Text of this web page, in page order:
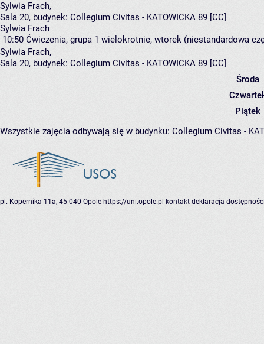
Sylwia Frach,
Sala 20, budynek: Collegium Civitas - KATOWICKA 89 [CC]
Sylwia Frach
10:50 Ćwiczenia, grupa 1 wielokrotnie, wtorek (niestandardowa
Sylwia Frach,
Sala 20, budynek: Collegium Civitas - KATOWICKA 89 [CC]
Środa
Piątek
Wszystkie zajęcia odbywają się w budynku: Collegium Civitas -
pl. Kopernika 11a, 45-040 Opole https://uni.opole.pl kontakt deklaracja